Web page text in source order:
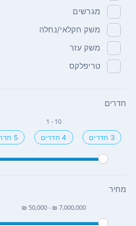
מגרשים
משק חקלאי/נחלה
משק עזר
טריפלקס
חדרים
1 - 10
3 חדרים 4 חדרים 5 חדרים
מחיר
₪ 50,000 - ₪ 7,000,000